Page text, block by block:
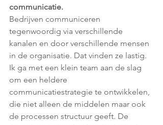
communicatie.
Bedrijven communiceren
tegenwoordig via verschillende
kanalen en door verschillende mensen
in de organisatie. Dat vinden ze lastig.
Ik ga met een klein team aan de slag
om een heldere
communicatiestrategie te ontwikkelen,
die niet alleen de middelen maar ook
de processen structuur geeft. De